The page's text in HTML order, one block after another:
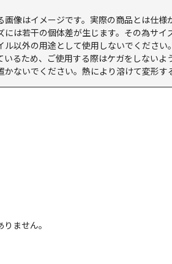
像はイメージです。実際の商品とは仕様
は若干の個体差が生じます。その為サイ
以外の用途として使用しないでください。
るため、ご使用する際はケガをしないよ
ないでください。熱により溶けて変形す
ません。